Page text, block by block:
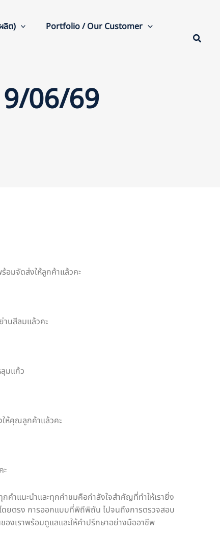
ลิต) Portfolio / Our Customer
06/69
อมจัดส่งให้ลูกค้าแล้วคะ
นสีลมแล้วคะ
มแก้ว
ให้คุณลูกค้าแล้วคะ
ะ
ำแนะนำและทุกคำชมคือกำลังใจสำคัญที่ทำให้เรายิ่ง
ดยตรง การออกแบบที่พิถีพิถัน ไปจนถึงการตรวจสอบ
งเราพร้อมดูแลและให้คำปรึกษาอย่างมืออาชีพ